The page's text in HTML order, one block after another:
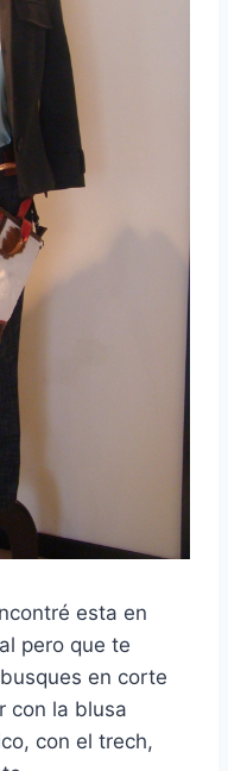
esta en
pero que te
en corte
con la blusa
con el trech,